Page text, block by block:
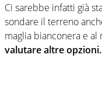
Ci sarebbe infatti già
sondare il terreno
maglia bianconera e
valutare altre opzioni.